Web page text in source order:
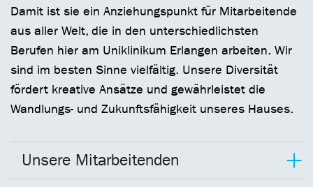
Damit ist sie ein Anziehungspunkt für Mitarbeitende
aus aller Welt, die in den unterschiedlichsten
Berufen hier am Uniklinikum Erlangen arbeiten. Wir
sind im besten Sinne vielfältig. Unsere Diversität
fördert kreative Ansätze und gewährleistet die
Wandlungs- und Zukunftsfähigkeit unseres Hauses.
Unsere Mitarbeitenden